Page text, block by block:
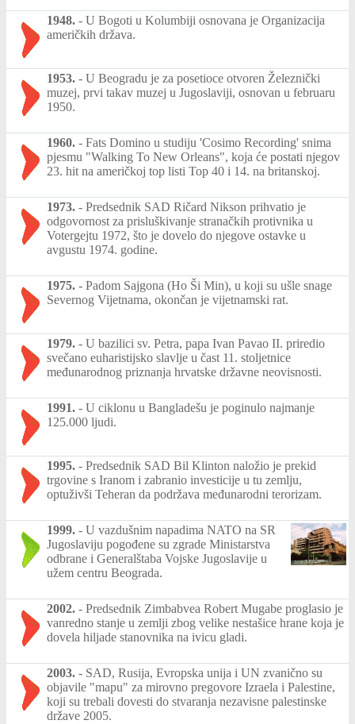
1948. - U Bogoti u Kolumbiji osnovana je Organizacija
američkih država.
1953. - U Beogradu je za posetioce otvoren Železnički
muzej, prvi takav muzej u Jugoslaviji, osnovan u februaru
1950.
1960. - Fats Domino u studiju 'Cosimo Recording' snima
pjesmu "Walking To New Orleans", koja će postati njegov
23. hit na američkoj top listi Top 40 i 14. na britanskoj.
1973. - Predsednik SAD Ričard Nikson prihvatio je
odgovornost za prisluškivanje stranačkih protivnika u
Votergejtu 1972, što je dovelo do njegove ostavke u
avgustu 1974. godine.
1975. - Padom Sajgona (Ho Ši Min), u koji su ušle snage
Severnog Vijetnama, okončan je vijetnamski rat.
1979. - U bazilici sv. Petra, papa Ivan Pavao II. priredio
svečano euharistijsko slavlje u čast 11. stoljetnice
međunarodnog priznanja hrvatske državne neovisnosti.
1991. - U ciklonu u Bangladešu je poginulo najmanje
125.000 ljudi.
1995. - Predsednik SAD Bil Klinton naložio je prekid
trgovine s Iranom i zabranio investicije u tu zemlju,
optuživši Teheran da podržava međunarodni terorizam.
1999. - U vazdušnim napadima NATO na SR
Jugoslaviju pogođene su zgrade Ministarstva
odbrane i Generalštaba Vojske Jugoslavije u
užem centru Beograda.
2002. - Predsednik Zimbabvea Robert Mugabe proglasio je
vanredno stanje u zemlji zbog velike nestašice hrane koja je
dovela hiljade stanovnika na ivicu gladi.
2003. - SAD, Rusija, Evropska unija i UN zvanično su
objavile "mapu" za mirovno pregovore Izraela i Palestine,
koji su trebali dovesti do stvaranja nezavisne palestinske
države 2005.